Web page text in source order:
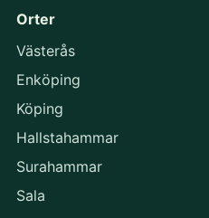
Orter
Västerås
Enköping
Köping
Hallstahammar
Surahammar
Sala